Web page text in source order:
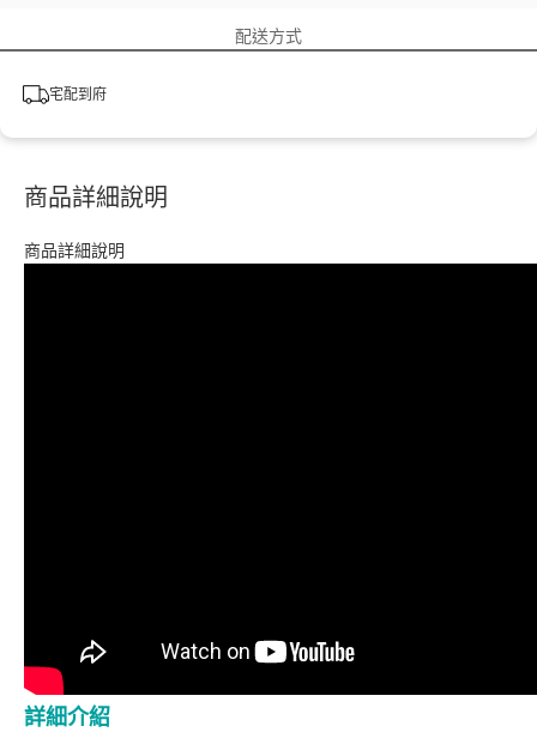
配送方式
宅配到府
商品詳細說明
商品詳細說明
詳細介紹